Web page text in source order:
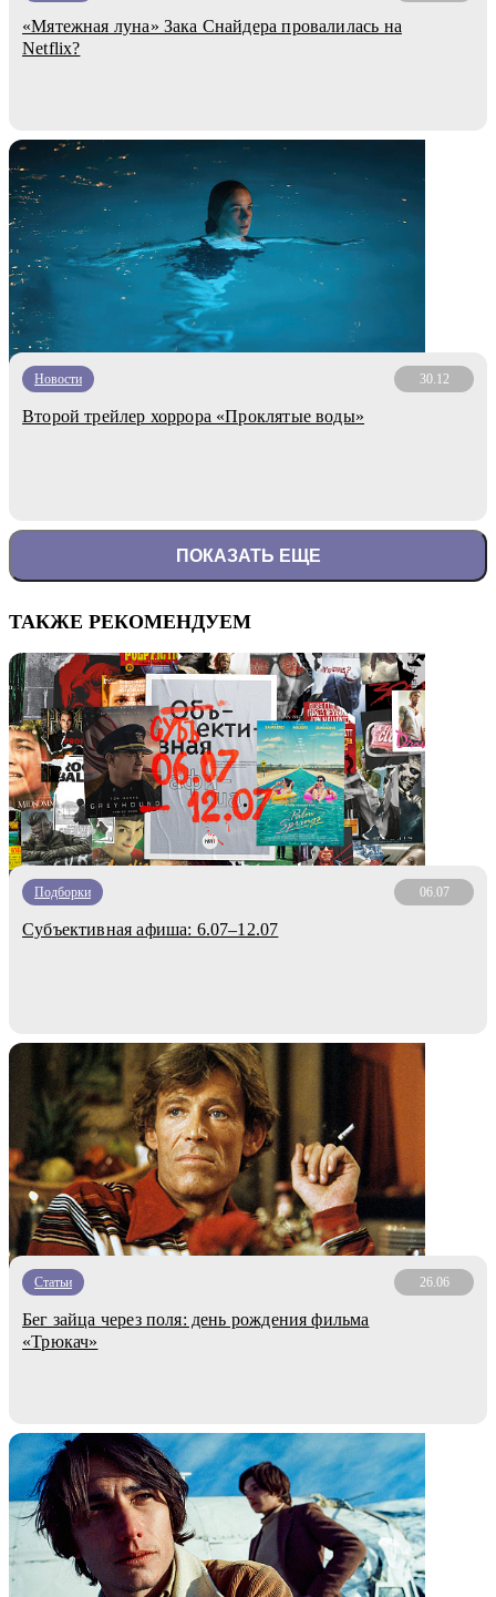
«Мятежная луна» Зака Снайдера провалилась на
Netflix?
Новости 30.12
Второй трейлер хоррора «Проклятые воды»
ПОКАЗАТЬ ЕЩЕ
ТАКЖЕ РЕКОМЕНДУЕМ
Подборки 06.07
Субъективная афиша: 6.07–12.07
Статьи 26.06
Бег зайца через поля: день рождения фильма
«Трюкач»